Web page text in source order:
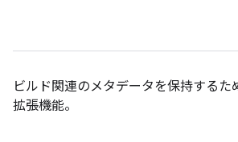
ビルド関連のメタデータを保持するた
拡張機能。